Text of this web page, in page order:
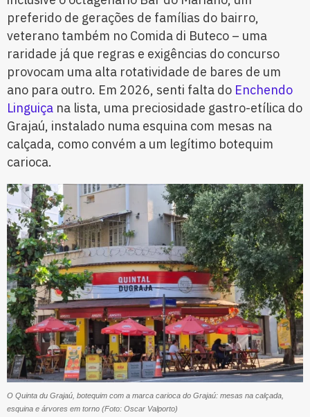
preferido de gerações de famílias do bairro,
veterano também no Comida di Buteco – uma
raridade já que regras e exigências do concurso
provocam uma alta rotatividade de bares de um
ano para outro. Em 2026, senti falta do Enchendo
Linguiça na lista, uma preciosidade gastro-etílica do
Grajaú, instalado numa esquina com mesas na
calçada, como convém a um legítimo botequim
carioca.
O Quinta du Grajaú, botequim com a marca carioca do Grajaú: mesas na calçada,
esquina e árvores em torno (Foto: Oscar Valporto)